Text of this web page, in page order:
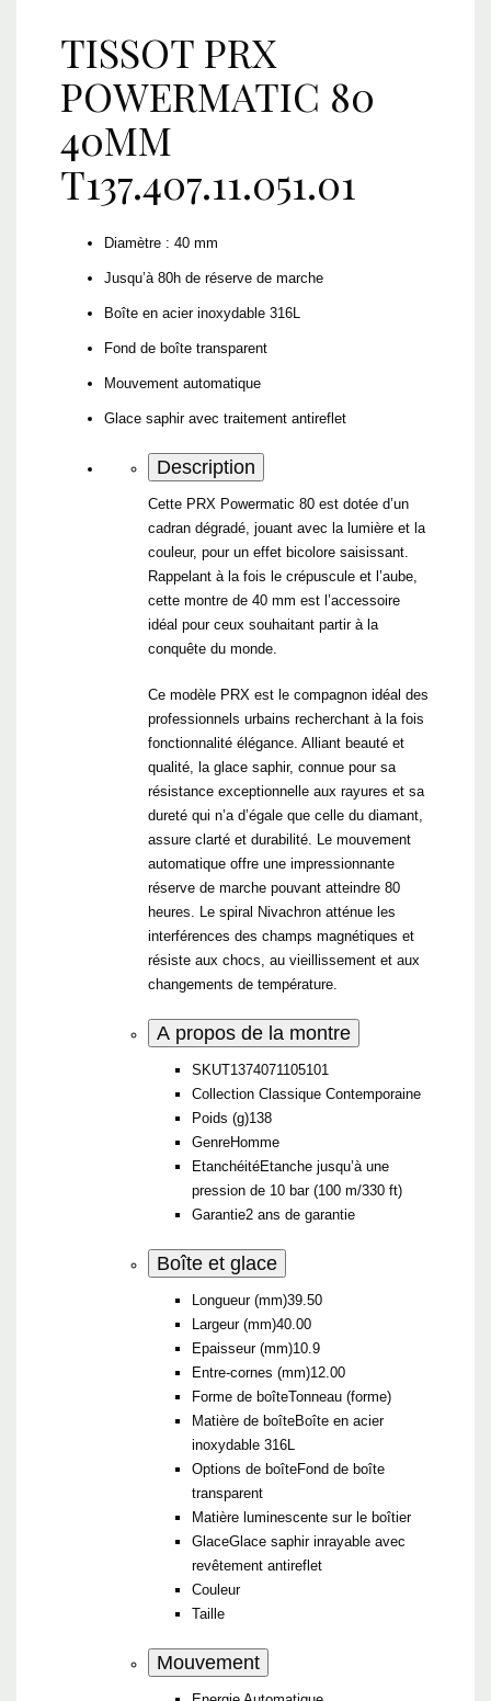
TISSOT PRX
POWERMATIC 80
40MM
T137.407.11.051.01
Diamètre : 40 mm
Jusqu’à 80h de réserve de marche
Boîte en acier inoxydable 316L
Fond de boîte transparent
Mouvement automatique
Glace saphir avec traitement antireflet
Description
Cette PRX Powermatic 80 est dotée d’un
cadran dégradé, jouant avec la lumière et la
couleur, pour un effet bicolore saisissant.
Rappelant à la fois le crépuscule et l’aube,
cette montre de 40 mm est l’accessoire
idéal pour ceux souhaitant partir à la
conquête du monde.
Ce modèle PRX est le compagnon idéal des
professionnels urbains recherchant à la fois
fonctionnalité élégance. Alliant beauté et
qualité, la glace saphir, connue pour sa
résistance exceptionnelle aux rayures et sa
dureté qui n’a d’égale que celle du diamant,
assure clarté et durabilité. Le mouvement
automatique offre une impressionnante
réserve de marche pouvant atteindre 80
heures. Le spiral Nivachron atténue les
interférences des champs magnétiques et
résiste aux chocs, au vieillissement et aux
changements de température.
A propos de la montre
SKUT1374071105101
Collection Classique Contemporaine
Poids (g)138
GenreHomme
EtanchéitéEtanche jusqu’à une
pression de 10 bar (100 m/330 ft)
Garantie2 ans de garantie
Boîte et glace
Longueur (mm)39.50
Largeur (mm)40.00
Epaisseur (mm)10.9
Entre-cornes (mm)12.00
Forme de boîteTonneau (forme)
Matière de boîteBoîte en acier
inoxydable 316L
Options de boîteFond de boîte
transparent
Matière luminescente sur le boîtier
GlaceGlace saphir inrayable avec
revêtement antireflet
Couleur
Taille
Mouvement